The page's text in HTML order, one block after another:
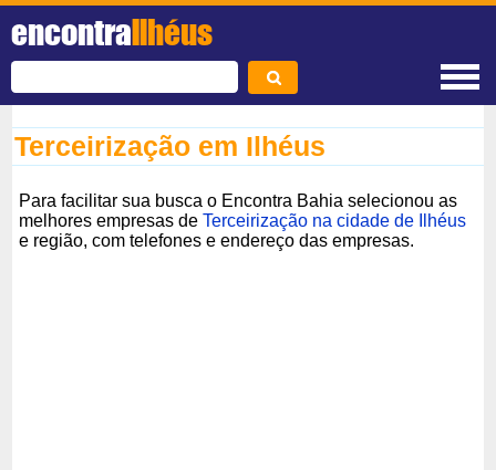
encontraIlhéus
Terceirização em Ilhéus
Para facilitar sua busca o Encontra Bahia selecionou as
melhores empresas deTerceirização na cidade de Ilhéus
e região, com telefones e endereço das empresas.